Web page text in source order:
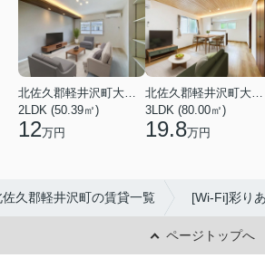
北佐久郡軽井沢町大字長倉
2LDK (50.39㎡)
12万円
北佐久郡軽井沢町大字長倉
3LDK (80.00㎡)
19.8万円
佐久郡軽井沢町の賃貸一覧 [Wi-Fi]彩り
ページトップへ